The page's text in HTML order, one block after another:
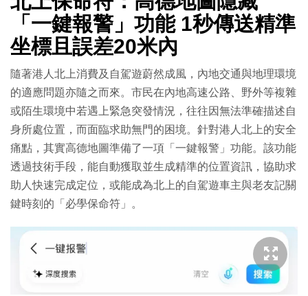
「一鍵報警」功能 1秒傳送精準
坐標且誤差20米內
隨著港人北上消費及自駕遊蔚然成風，內地交通與地理環境
的適應問題亦隨之而來。市民在內地高速公路、野外等複雜
或陌生環境中若遇上緊急突發情況，往往因無法準確描述自
身所處位置，而面臨求助無門的困境。針對港人北上的安全
痛點，其實高德地圖準備了一項「一鍵報警」功能。該功能
透過技術手段，能自動獲取並生成精準的位置資訊，協助求
助人快速完成定位，或能成為北上的自駕遊車主與老友記關
鍵時刻的「必學保命符」。